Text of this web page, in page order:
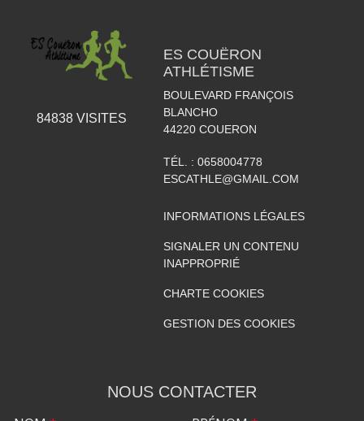
84838VISITES
ES COUËRON
ATHLÉTISME
BOULEVARD FRANÇOIS
BLANCHO
44220 COUERON
TÉL. : 0658004778
ESCATHLE@GMAIL.COM
INFORMATIONS LÉGALES
SIGNALER UN CONTENU
INAPPROPRIÉ
CHARTE COOKIES
GESTION DES COOKIES
NOUS CONTACTER